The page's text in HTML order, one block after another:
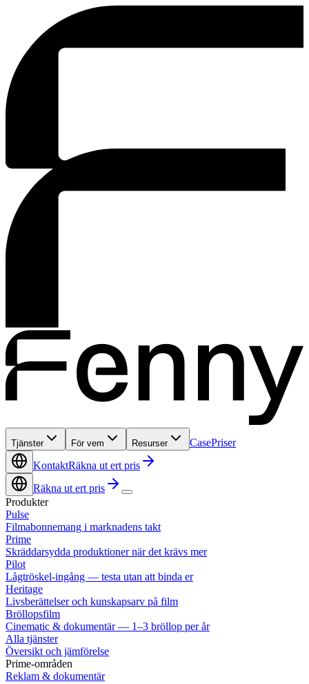
Tjänster För vem Resurser CasePriser
KontaktRäkna ut ert pris
Räkna ut ert pris
Produkter
Pulse
Filmabonnemang i marknadens takt
Prime
Skräddarsydda produktioner när det krävs mer
Pilot
Lågtröskel-ingång — testa utan att binda er
Heritage
Livsberättelser och kunskapsarv på film
Bröllopsfilm
Cinematic & dokumentär — 1–3 bröllop per år
Alla tjänster
Översikt och jämförelse
Prime-områden
Reklam & dokumentär